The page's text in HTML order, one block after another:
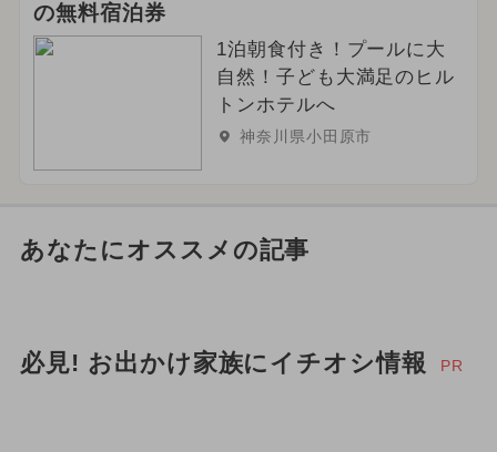
の無料宿泊券
1泊朝食付き！プールに大
自然！子ども大満足のヒル
トンホテルへ
神奈川県小田原市
あなたにオススメの記事
必見! お出かけ家族にイチオシ情報 PR